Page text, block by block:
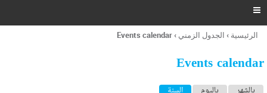
ر
ل
ح

أنت
هنا
الرئيسية › الجدول الزمني ›
Events calendar
Events calendar